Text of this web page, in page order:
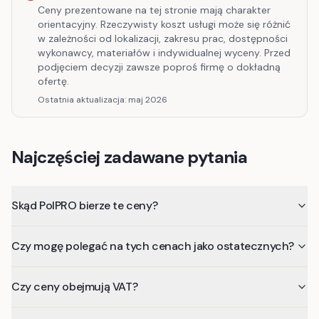
Ceny prezentowane na tej stronie mają charakter
orientacyjny. Rzeczywisty koszt usługi może się różnić
w zależności od lokalizacji, zakresu prac, dostępności
wykonawcy, materiałów i indywidualnej wyceny. Przed
podjęciem decyzji zawsze poproś firmę o dokładną
ofertę.
Ostatnia aktualizacja: maj 2026
Najczęściej zadawane pytania
Skąd PolPRO bierze te ceny?
Czy mogę polegać na tych cenach jako ostatecznych?
Czy ceny obejmują VAT?